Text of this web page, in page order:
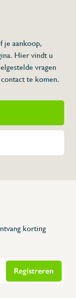
| BNP Paribas Fortis:
je aankoop,
Hier vindt u
vragen
te komen.
korting
Registreren